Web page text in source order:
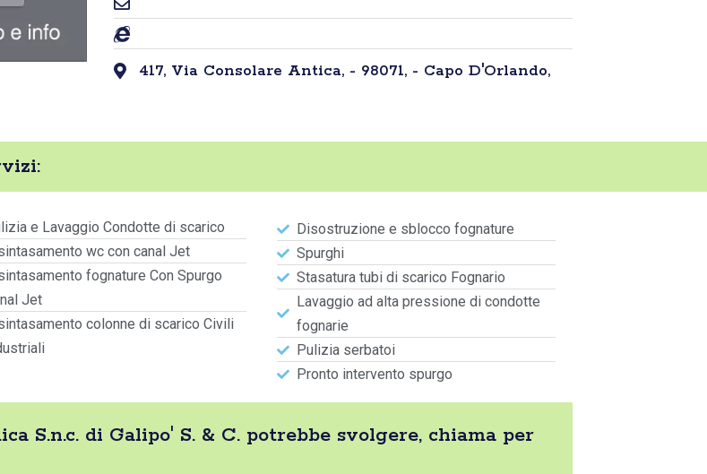
417, Via Consolare Antica, - 98071, - Capo D'Orlando,
e Lavaggio Condotte di scarico
wc con canal Jet
fognature Con Spurgo
Jet
colonne di scarico Civili
Disostruzione e sblocco fognature
Spurghi
Stasatura tubi di scarico Fognario
Lavaggio ad alta pressione di condotte
fognarie
Pulizia serbatoi
Pronto intervento spurgo
S.n.c. di Galipo' S. & C. potrebbe svolgere, chiama per